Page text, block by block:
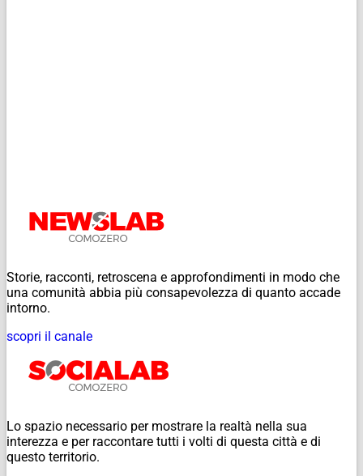
Storie, racconti, retroscena e approfondimenti in modo che
una comunità abbia più consapevolezza di quanto accade
intorno.
scopri il canale
Lo spazio necessario per mostrare la realtà nella sua
interezza e per raccontare tutti i volti di questa città e di
questo territorio.